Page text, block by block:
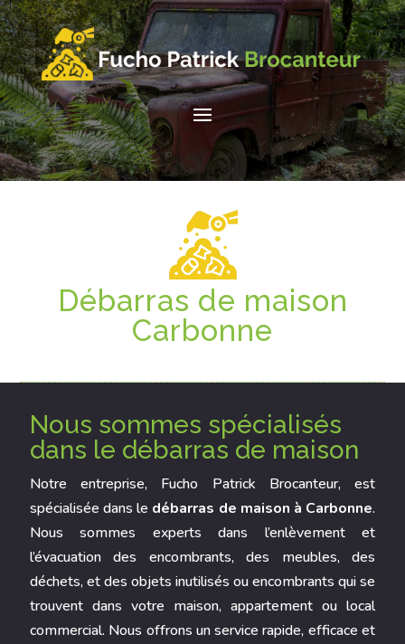
Débarras de maison
Carbonne
Nous sommes spécialisés
dans le débarras de maison
Notre entreprise, Fucho Patrick Brocanteur, est
spécialisée dans le débarras de maison à Carbonne.
Nous sommes experts dans l’enlèvement et
l’évacuation des encombrants, des meubles, des
déchets, et des objets inutilisés ou encombrants qui se
trouvent dans votre maison, appartement ou local
commercial. Nous offrons un service rapide, efficace et